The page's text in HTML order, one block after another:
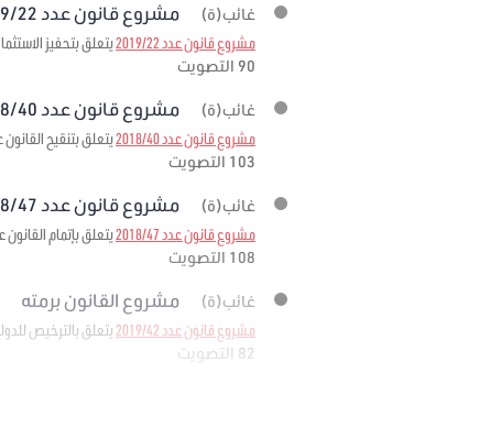
غائب(ة) مشروع قانون عدد 2019/22 برمته
مشروع قانون عدد 2019/22
يتعلق بتحفيز
90 التصويت
غائب(ة) مشروع قانون عدد 2018/40 برمته
مشروع قانون عدد 2018/40
يتعلق بتنقيح القانون عدد 95 لسنة 1999 مؤرخ في 6 ديسمبر 1999 المتعلق بإحداث صندوق ضمان تمويل الصادرات
103 التصويت
غائب(ة) مشروع قانون عدد 2018/47 برمته
مشروع قانون عدد 2018/47
يتعلق بإتمام القانون عدد 11 لسنة 1988 المؤرخ في 25 فيفري 1988 المتعلق بإحداث وكالة إحياء التراث
108 التصويت
غائب(ة) مشروع القانون برمته
مشروع قانون عدد 2019/42
يتعلق بالترخيص
82 التصويت